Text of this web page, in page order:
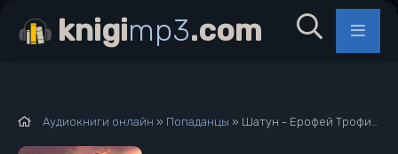
Аудиокниги онлайн » Попаданцы » Шатун - Ерофей Трофимов »
knigimp3.com